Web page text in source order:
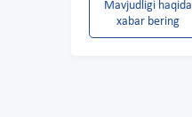
Mavjudligi haqida
xabar bering